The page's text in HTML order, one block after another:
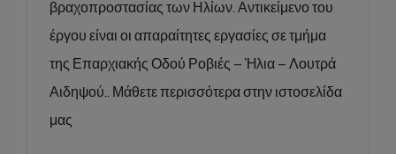
βραχοπροστασίας των Ηλίων. Αντικείμενο του
έργου είναι οι απαραίτητες εργασίες σε τμήμα
της Επαρχιακής Οδού Ροβιές – Ήλια – Λουτρά
Αιδηψού.. Μάθετε περισσότερα στην ιστοσελίδα
μας